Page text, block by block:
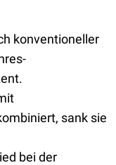
konventioneller
sank sie
bei der